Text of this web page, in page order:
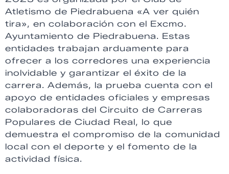
Atletismo de Piedrabuena «A ver quién
tira», en colaboración con el Excmo.
Ayuntamiento de Piedrabuena. Estas
entidades trabajan arduamente para
ofrecer a los corredores una experiencia
inolvidable y garantizar el éxito de la
carrera. Además, la prueba cuenta con el
apoyo de entidades oficiales y empresas
colaboradoras del Circuito de Carreras
Populares de Ciudad Real, lo que
demuestra el compromiso de la comunidad
local con el deporte y el fomento de la
actividad física.